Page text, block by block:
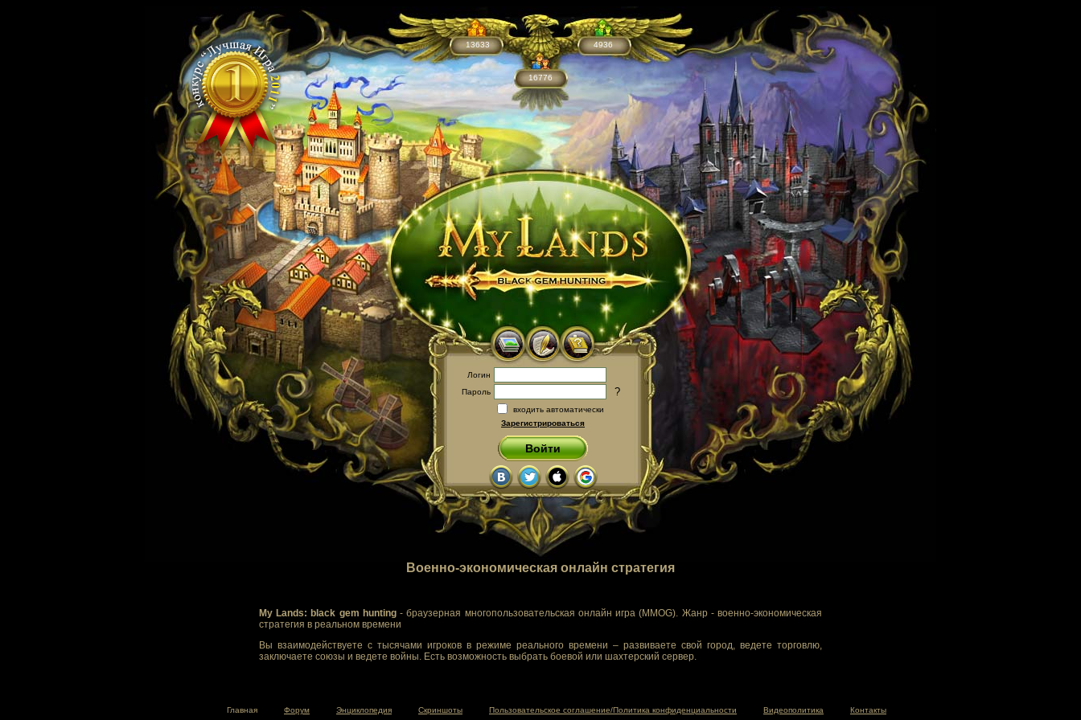
13633
16776
4936
Логин
Пароль
?
входить автоматически
Зарегистрироваться
Войти
Военно-экономическая онлайн стратегия
My Lands: black gem hunting- браузерная многопользовательская онлайн игра (MMOG). Жанр - военно-экономическая
стратегия в реальном времени
Вы взаимодействуете с тысячами игроков в режиме реального времени – развиваете свой город, ведете торговлю,
заключаете союзы и ведете войны. Есть возможность выбрать боевой или шахтерский сервер.
Главная Форум Энциклопедия Скриншоты Пользовательское соглашение/Политика конфиденциальности Видеополитика Контакты